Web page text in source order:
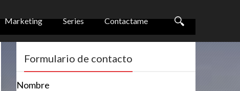
Marketing Series Contactame
Formulario de contacto
Nombre